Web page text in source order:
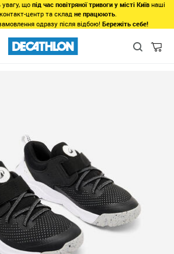
увагу, що під час повітряної тривоги у місті Київ наші
центр та склад не працюють.
одразу після відбою! Бережіть себе!
Фітнес, спортзал Фітнес Взуття для фітнесу